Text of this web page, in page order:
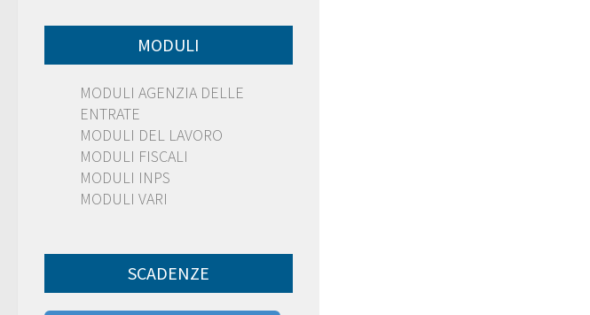
MODULI
MODULI AGENZIA DELLE
ENTRATE
MODULI DEL LAVORO
MODULI FISCALI
MODULI INPS
MODULI VARI
SCADENZE